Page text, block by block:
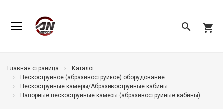
search shopping_cart
Главная страница
Каталог
Пескоструйное (абразивоструйное) оборудование
Пескоструйные камеры/Абразивоструйные кабины
Напорные пескоструйные камеры (абразивоструйные кабины)